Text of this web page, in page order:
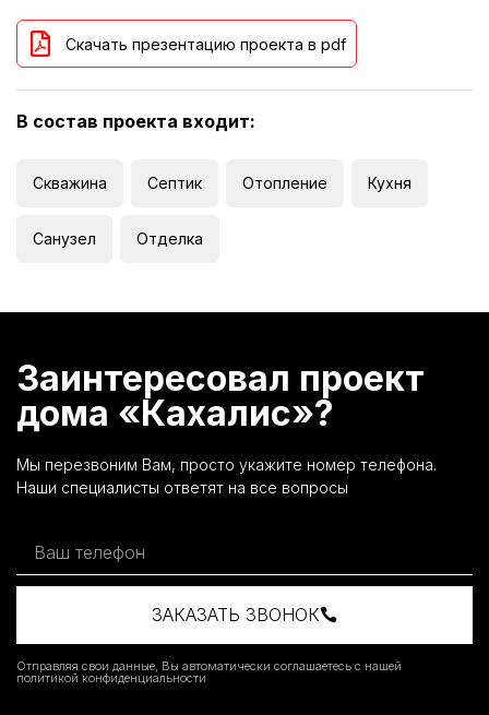
Скачать презентацию проекта в pdf
В состав проекта входит:
Скважина Септик Отопление Кухня
Санузел Отделка
Заинтересовал проект
дома «Кахалис»?
Мы перезвоним Вам, просто укажите номер телефона.
Наши специалисты ответят на все вопросы
ЗАКАЗАТЬ ЗВОНОК
Отправляя свои данные, Вы автоматически соглашаетесь с нашей
политикой конфиденциальности